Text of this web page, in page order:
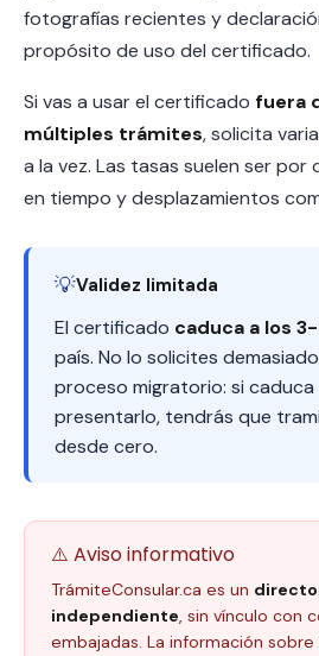
fotografías recientes y
propósito de uso del certificado.
Si vas a usar el certificado fuera
múltiples trámites, solicita
a la vez. Las tasas suelen ser por
en tiempo y desplazamientos
💡Validez limitada
El certificado caduca a los
país. No lo solicites
proceso migratorio: si
presentarlo, tendrás que
desde cero.
⚠️ Aviso informativo
TrámiteConsular.ca es un
independiente, sin vínculo con
embajadas. La información